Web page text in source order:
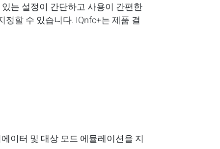
는 설정이 간단하고 사용이 간편한
할 수 있습니다. IQnfc+는 제품 결
이터 및 대상 모드 에뮬레이션을 지